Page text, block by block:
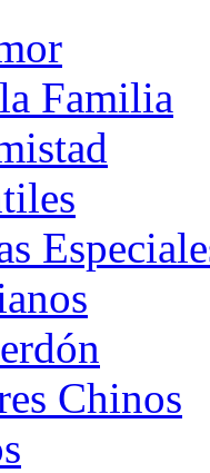
Familia
Chinos